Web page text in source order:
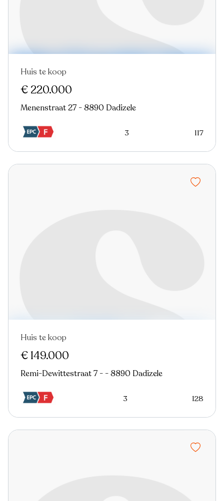
Huis te koop
€ 220.000
Menenstraat 27 - 8890 Dadizele
3 117
In optie
Huis te koop
€ 149.000
Remi-Dewittestraat 7 - - 8890 Dadizele
3 128